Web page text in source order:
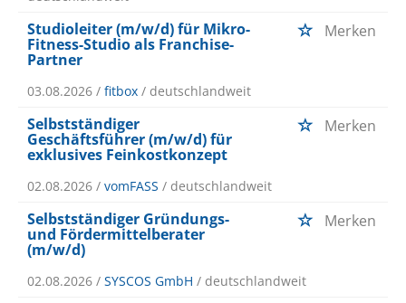
Studioleiter (m/w/d) für Mikro-
Fitness-Studio als Franchise-
Partner
Merken
03.08.2026 / fitbox / deutschlandweit
Selbstständiger
Geschäftsführer (m/w/d) für
exklusives Feinkostkonzept
Merken
02.08.2026 / vomFASS / deutschlandweit
Selbstständiger Gründungs-
und Fördermittelberater
(m/w/d)
Merken
02.08.2026 / SYSCOS GmbH / deutschlandweit